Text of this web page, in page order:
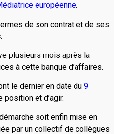
européenne.
de son contrat et de ses
plusieurs mois après la
à cette banque d’affaires.
le dernier en date du 9
et d’agir.
soit enfin mise en
par un collectif de collègues